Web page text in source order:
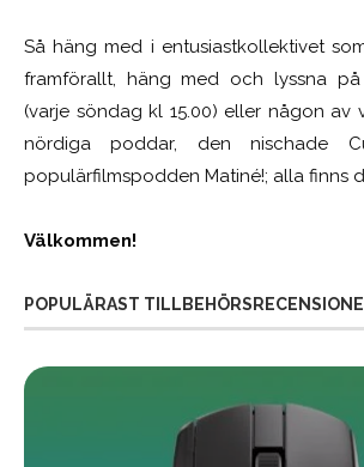
Så häng med i entusiastkollektivet
framförallt, häng med och lyssna
(varje söndag kl 15.00) eller någon av
nördiga poddar, den nischade
populärfilmspodden Matiné!; alla finns
Välkommen!
POPULÄRAST